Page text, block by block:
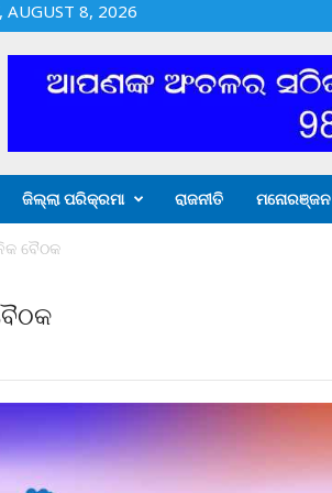
AUGUST 8, 2026
ଜିଲ୍ଲା ପରିକ୍ରମା ରାଜନୀତି ମନୋରଞ୍ଜନ
ବୈଠକ